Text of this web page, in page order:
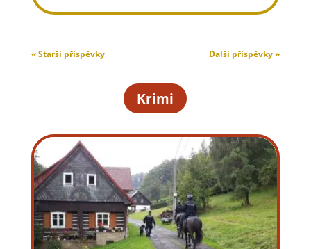
« Starší příspěvky Další příspěvky »
Krimi